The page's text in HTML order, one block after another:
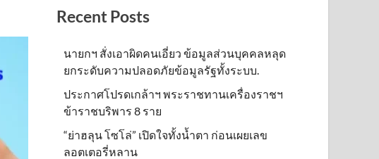
Recent Posts
นายกฯ สั่งเอาผิดคนเอี่ยว ข้อมูลส่วนบุคคลหลุด
ยกระดับความปลอดภัยข้อมูลรัฐทั้งระบบ.
ประกาศโปรดเกล้าฯ พระราชทานเครื่องราชฯ
ข้าราชบริพาร 8 ราย
“ย่าฮลุน โซโล่” เปิดใจทั้งน้ำตา ก่อนเผยเลข
ลอตเตอรี่หลาน